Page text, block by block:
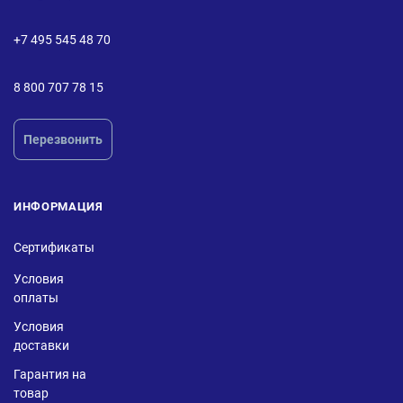
+7 495 545 48 70
8 800 707 78 15
Перезвонить
ИНФОРМАЦИЯ
Сертификаты
Условия
оплаты
Условия
доставки
Гарантия на
товар